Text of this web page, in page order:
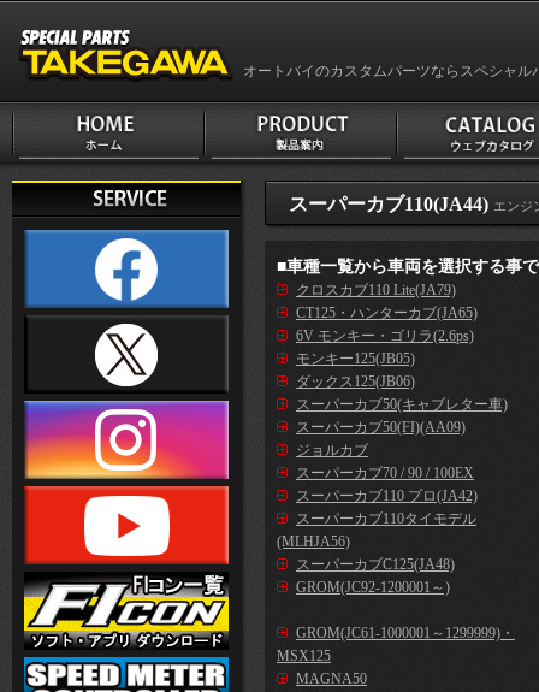
オートバイのカスタムパーツならスペシャル
スーパーカブ110(JA44) エンジ
■車種一覧から車両を選択する事
クロスカブ110 Lite(JA79)
CT125・ハンターカブ(JA65)
6V モンキー・ゴリラ(2.6ps)
モンキー125(JB05)
ダックス125(JB06)
スーパーカブ50(キャブレター車)
スーパーカブ50(FI)(AA09)
ジョルカブ
スーパーカブ70 / 90 / 100EX
スーパーカブ110 プロ(JA42)
スーパーカブ110タイモデル
(MLHJA56)
スーパーカブC125(JA48)
GROM(JC92-1200001～)
GROM(JC61-1000001～1299999)・
MSX125
MAGNA50